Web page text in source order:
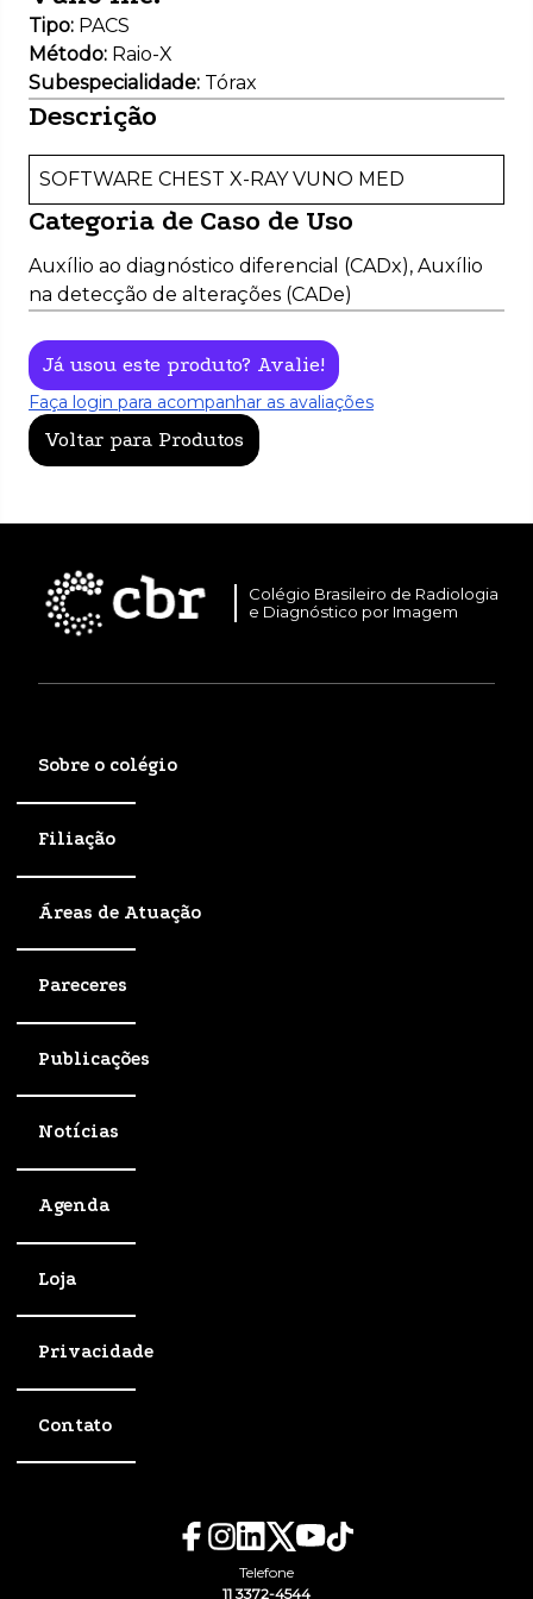
Tórax
Uso geral
Melhoria na aquisição da imagem
Screening Oportunístico
Outro
Tipo: PACS
Método: Raio-X
Subespecialidade: Tórax
Descrição
SOFTWARE CHEST X-RAY VUNO MED
Categoria de Caso de Uso
Auxílio ao diagnóstico diferencial (CADx), Auxílio
na detecção de alterações (CADe)
Já usou este produto? Avalie!
Faça login para acompanhar as avaliações
Voltar para Produtos
Colégio Brasileiro de Radiologia
e Diagnóstico por Imagem
Sobre o colégio
Filiação
Áreas de Atuação
Pareceres
Publicações
Notícias
Agenda
Loja
Privacidade
Contato
Telefone
11 3372-4544